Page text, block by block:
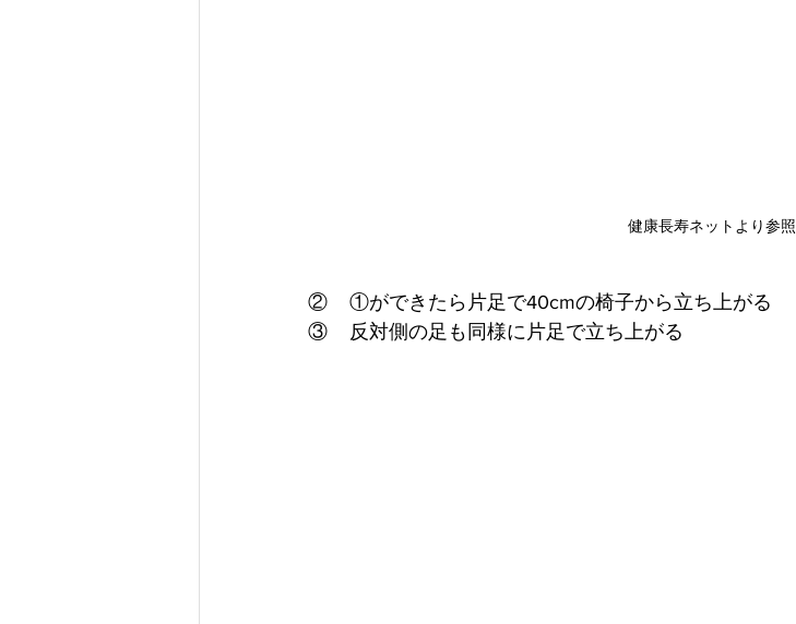
健康長寿ネットより参照
②    ①ができたら片足で40cmの椅子から立ち上がる
③    反対側の足も同様に片足で立ち上がる